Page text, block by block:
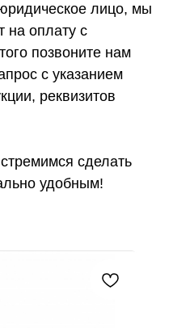
лицо, мы
на оплату с
позвоните нам
с указанием
реквизитов
сделать
удобным!